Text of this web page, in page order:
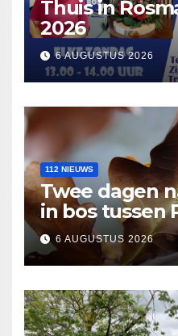
Thuis in
2026
6 AUGUSTUS 2026
112 NIEUWS
Twee dagen
in bos tussen
Nuland
6 AUGUSTUS 2026